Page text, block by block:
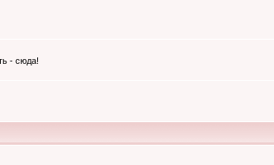
- сюда!